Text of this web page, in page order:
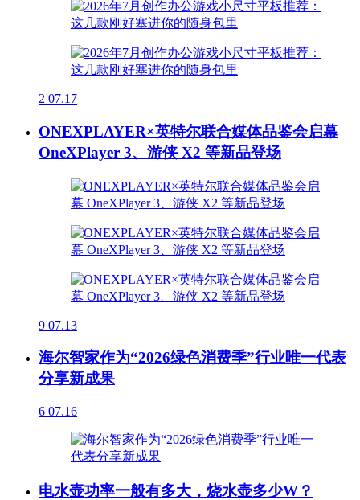
2 07.17
ONEXPLAYER×英特尔联合媒体品鉴会启幕
OneXPlayer 3、游侠 X2 等新品登场
9 07.13
海尔智家作为“2026绿色消费季”行业唯一代表
分享新成果
6 07.16
电水壶功率一般有多大，烧水壶多少W？